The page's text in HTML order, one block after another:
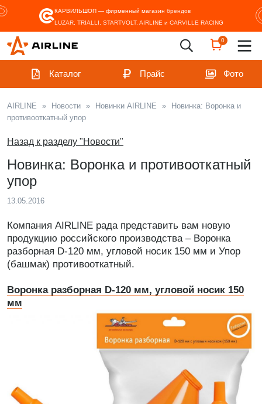
КАРВИЛЬШОП — фирменный магазин брендов
LUZAR, TRIALLI, STARTVOLT, AIRLINE и CARVILLE RACING
0
Каталог Прайс Фото
AIRLINE » Новости » Новинки AIRLINE »
Новинка: Воронка и
противооткатный упор
Назад к разделу "Новости"
Новинка: Воронка и противооткатный
упор
13.05.2016
Компания AIRLINE рада представить вам новую
продукцию российского производства – Воронка
разборная D-120 мм, угловой носик 150 мм и Упор
(башмак) противооткатный.
Воронка разборная D-120 мм, угловой носик 150
мм